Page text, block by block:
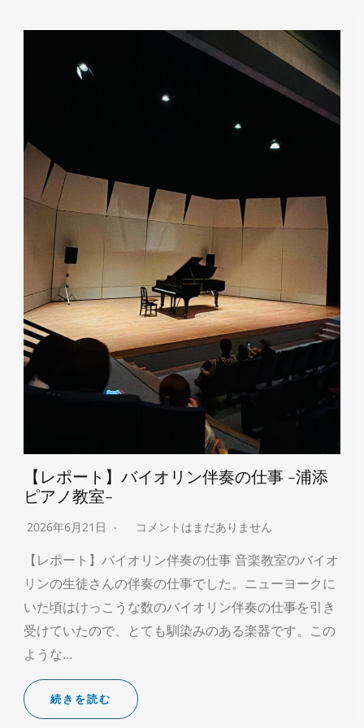
【レポート】バイオリン伴奏の仕事 -浦添
ピアノ教室-
2026年6月21日 コメントはまだありません
【レポート】バイオリン伴奏の仕事 音楽教室のバイオ
リンの生徒さんの伴奏の仕事でした。ニューヨークに
いた頃はけっこうな数のバイオリン伴奏の仕事を引き
受けていたので、とても馴染みのある楽器です。この
ような…
続きを読む